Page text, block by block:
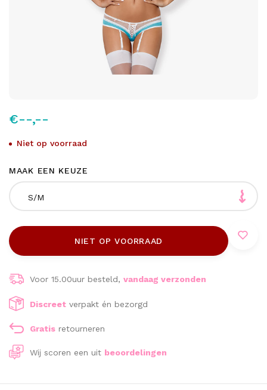
€--,--
Niet op voorraad
MAAK EEN KEUZE
S/M
NIET OP VOORRAAD
Voor 15.00uur besteld, vandaag verzonden
Discreet verpakt én bezorgd
Gratis retourneren
Wij scoren een uit beoordelingen